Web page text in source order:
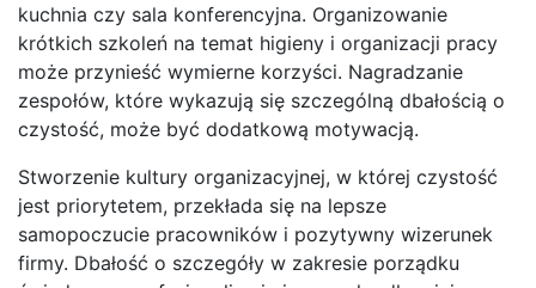
kuchnia czy sala konferencyjna. Organizowanie
krótkich szkoleń na temat higieny i organizacji pracy
może przynieść wymierne korzyści. Nagradzanie
zespołów, które wykazują się szczególną dbałością o
czystość, może być dodatkową motywacją.
Stworzenie kultury organizacyjnej, w której czystość
jest priorytetem, przekłada się na lepsze
samopoczucie pracowników i pozytywny wizerunek
firmy. Dbałość o szczegóły w zakresie porządku